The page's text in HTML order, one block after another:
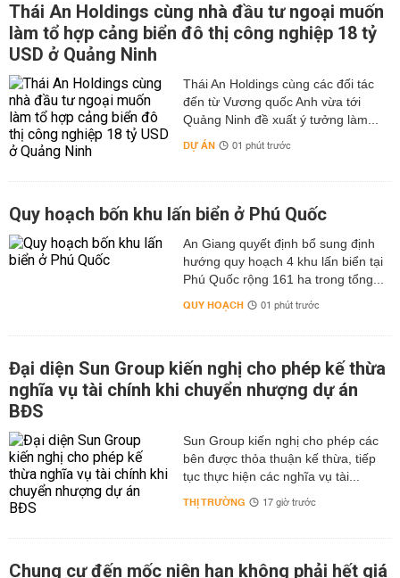
Thái An Holdings cùng nhà đầu tư ngoại muốn
làm tổ hợp cảng biển đô thị công nghiệp 18 tỷ
USD ở Quảng Ninh
Thái An Holdings cùng các đối tác
đến từ Vương quốc Anh vừa tới
Quảng Ninh đề xuất ý tưởng làm...
DỰ ÁN 01 phút trước
Quy hoạch bốn khu lấn biển ở Phú Quốc
An Giang quyết định bổ sung định
hướng quy hoạch 4 khu lấn biển tại
Phú Quốc rộng 161 ha trong tổng...
QUY HOẠCH 01 phút trước
Đại diện Sun Group kiến nghị cho phép kế thừa
nghĩa vụ tài chính khi chuyển nhượng dự án
BĐS
Sun Group kiến nghị cho phép các
bên được thỏa thuận kế thừa, tiếp
tục thực hiện các nghĩa vụ tài...
THỊ TRƯỜNG 17 giờ trước
Chung cư đến mốc niên hạn không phải hết giá